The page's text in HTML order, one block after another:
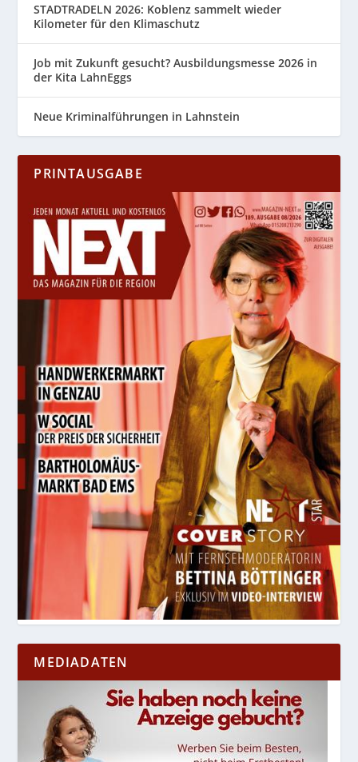
STADTRADELN 2026: Koblenz sammelt wieder
Kilometer für den Klimaschutz
Job mit Zukunft gesucht? Ausbildungsmesse 2026 in
der Kita LahnEggs
Neue Kriminalführungen in Lahnstein
PRINTAUSGABE
MEDIADATEN